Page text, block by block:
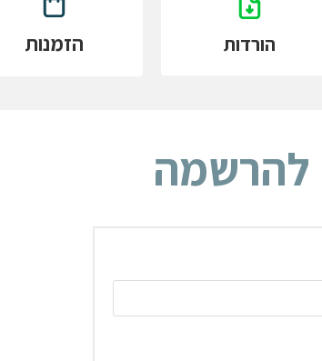
הורדות הזמנות
להרשמה